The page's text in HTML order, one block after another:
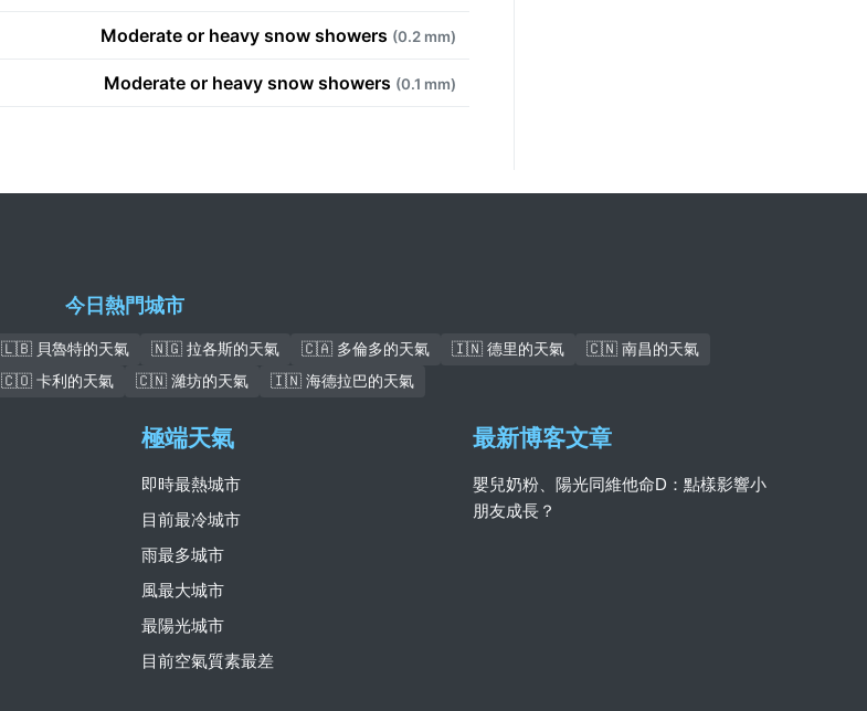
Moderate or heavy snow showers (0.2 mm)
Moderate or heavy snow showers (0.1 mm)
今日熱門城市
🇱🇧 貝魯特的天氣 🇳🇬 拉各斯的天氣 🇨🇦 多倫多的天氣 🇮🇳 德里的天氣
🇨🇳 南昌的天氣
🇨🇴 卡利的天氣 🇨🇳 濰坊的天氣 🇮🇳 海德拉巴的天氣
極端天氣
即時最熱城市
目前最冷城市
雨最多城市
風最大城市
最陽光城市
目前空氣質素最差
最新博客文章
嬰兒奶粉、陽光同維他命D：點樣影響小
朋友成長？